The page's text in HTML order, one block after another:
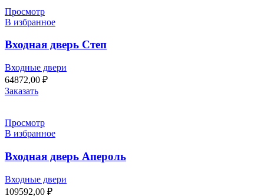
Просмотр
В избранное
Входная дверь Степ
Входные двери
64872,00 ₽
Заказать
Просмотр
В избранное
Входная дверь Апероль
Входные двери
109592,00 ₽